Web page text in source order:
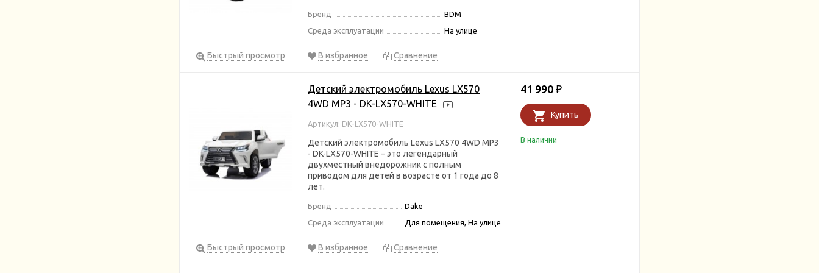
Бренд
BDM
Среда эксплуатации
На улице
Быстрый просмотр В избранное Сравнение
Детский электромобиль Lexus LX570
4WD MP3 - DK-LX570-WHITE
Артикул: DK-LX570-WHITE
Детский электромобиль Lexus LX570 4WD MP3
- DK-LX570-WHITE – это легендарный
двухместный внедорожник с полным
приводом для детей в возрасте от 1 года до 8
лет.
Бренд
Dake
Среда эксплуатации
Для помещения, На улице
41 990 ₽
Купить
В наличии
Быстрый просмотр В избранное Сравнение